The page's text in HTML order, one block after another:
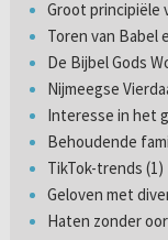
Groot principiële
Toren van Babel
De Bijbel Gods
Nijmeegse
Interesse in het
Behoudende
TikTok-trends (1)
Geloven met
Haten zonder